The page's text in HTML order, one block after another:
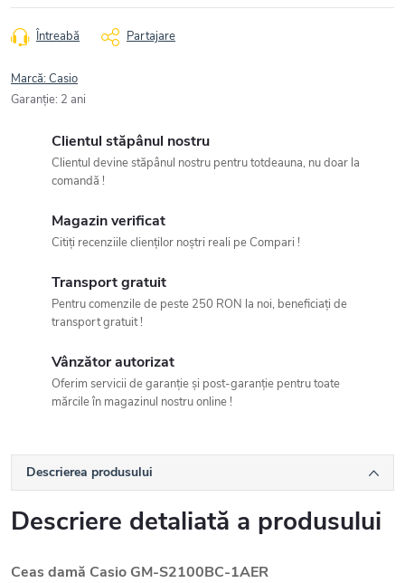
Întreabă Partajare
Marcă:Casio
Garanţie: 2 ani
Clientul stăpânul nostru
Clientul devine stăpânul nostru pentru totdeauna, nu doar la
comandă !
Magazin verificat
Citiți recenziile clienților noștri reali pe Compari !
Transport gratuit
Pentru comenzile de peste 250 RON la noi, beneficiați de
transport gratuit !
Vânzător autorizat
Oferim servicii de garanție și post-garanție pentru toate
mărcile în magazinul nostru online !
Descrierea produsului
Descriere detaliată a produsului
Ceas damă Casio GM-S2100BC-1AER